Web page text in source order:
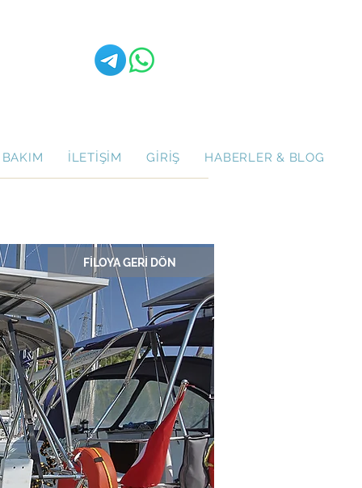
İLETİŞİM GİRİŞ HABERLER & BLOG
FİLOYA GERİ DÖN